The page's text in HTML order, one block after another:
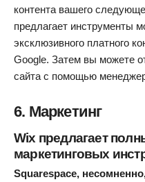
контента вашего
предлагает инструменты
эксклюзивного платного
Google. Затем вы можете
сайта с помощью
6. Маркетинг
Wix предлагает
маркетинговых
Squarespace,